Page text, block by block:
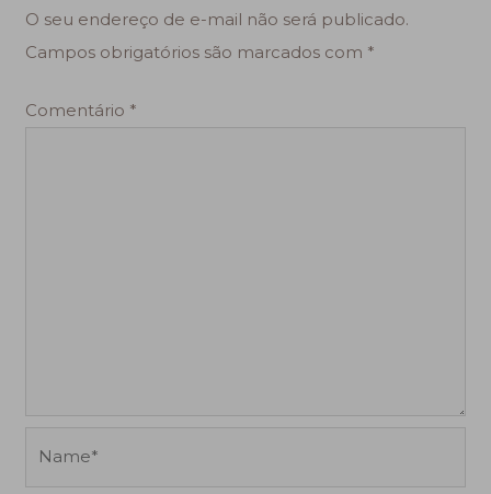
O seu endereço de e-mail não será publicado.
Campos obrigatórios são marcados com *
Comentário *